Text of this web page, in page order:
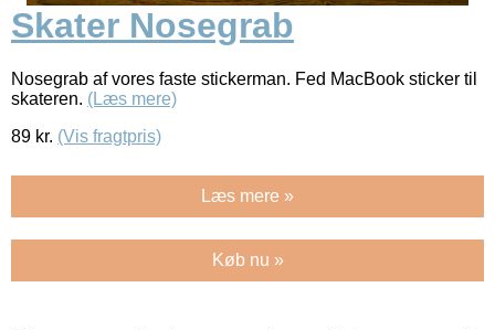
Skater Nosegrab
Nosegrab af vores faste stickerman. Fed MacBook sticker til
skateren. (Læs mere)
89 kr. (Vis fragtpris)
Læs mere »
Køb nu »